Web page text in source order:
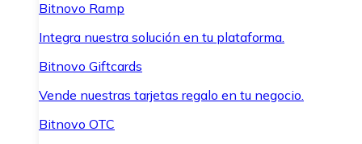
Bitnovo Ramp
Integra nuestra solución en tu plataforma.
Bitnovo Giftcards
Vende nuestras tarjetas regalo en tu negocio.
Bitnovo OTC